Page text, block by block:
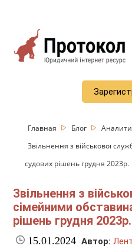
Главная Блог
Звільнення з військової
судових рішень грудня 2023р.
Звільнення з
сімейними
рішень грудня 2023р.
15.01.2024 Автор: